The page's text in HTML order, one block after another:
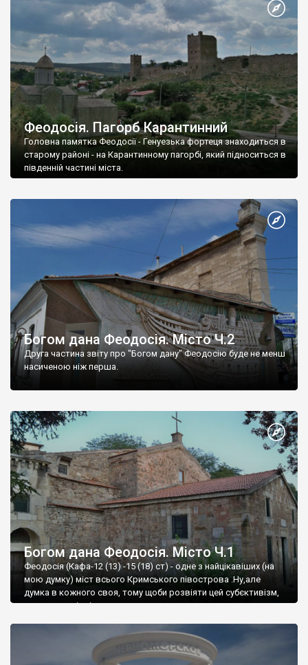
Феодосія. Пагорб Карантинний
Головна памятка Феодосії - Генуезька фортеця знаходиться в
старому районі - на Карантинному пагорбі, який підноситься в
південній частині міста.
Богом дана Феодосія. Місто Ч.2
Друга частина звіту про "Богом дану" Феодосію буде не менш
насиченою ніж перша.
Богом дана Феодосія. Місто Ч.1
Феодосія (Кафа-12 (13) -15 (18) ст) - одне з найцікавіших (на
мою думку) міст всього Кримського півострова .Ну,але
думка в кожного своя, тому щоби розвіяти цей субєктивізм,
запрошую відвідати це